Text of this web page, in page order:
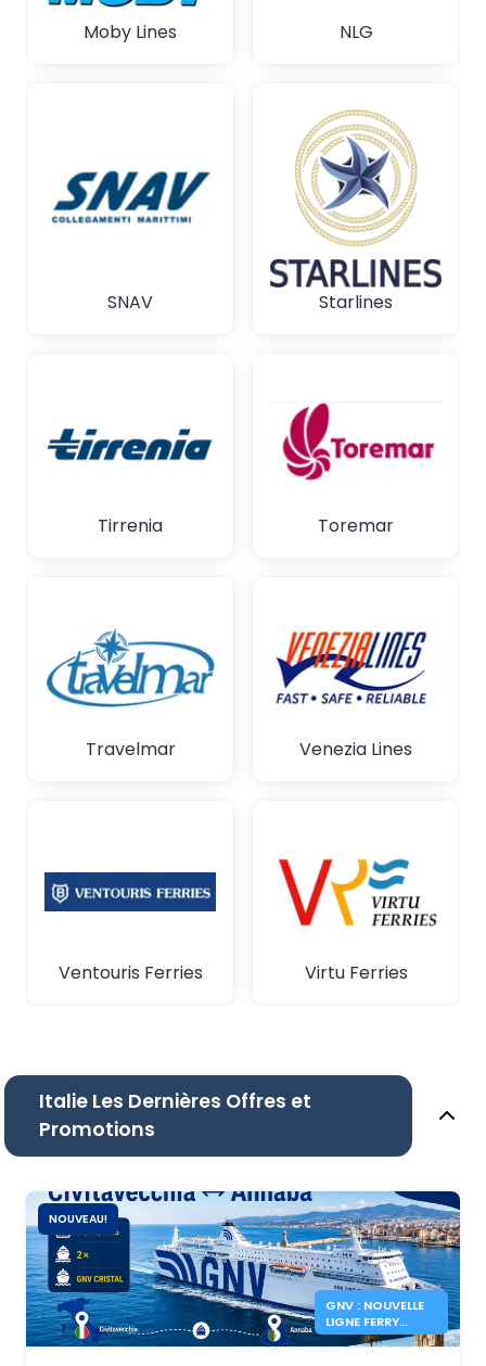
Moby Lines NLG
SNAV Starlines
Tirrenia Toremar
Travelmar Venezia Lines
Ventouris Ferries Virtu Ferries
Italie Les Dernières Offres et
Promotions
NOUVEAU!
GNV : NOUVELLE
LIGNE FERRY
CIVITAVECCHIA